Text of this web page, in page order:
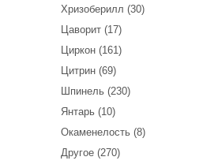
Хризоберилл (30)
Цаворит (17)
Циркон (161)
Цитрин (69)
Шпинель (230)
Янтарь (10)
Окаменелость (8)
Другое (270)